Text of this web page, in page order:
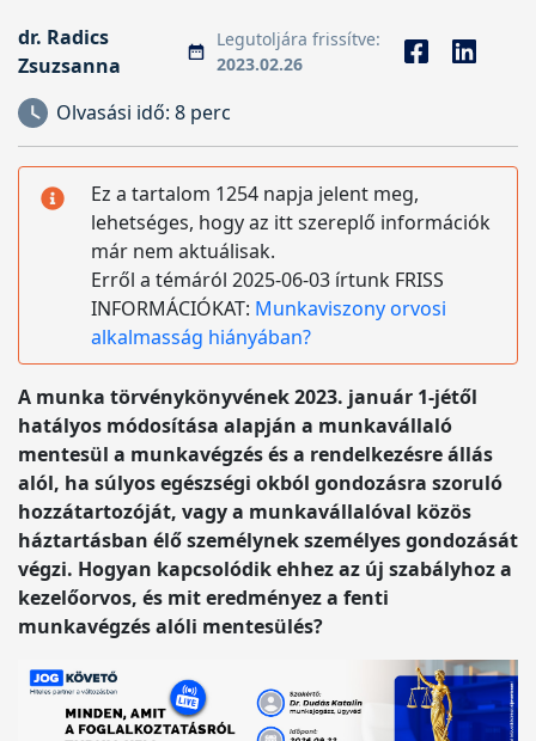
dr. Radics
Zsuzsanna
Legutoljára frissítve:
2023.02.26
Olvasási idő: 8 perc
Ez a tartalom 1254 napja jelent meg,
lehetséges, hogy az itt szereplő információk
már nem aktuálisak.
Erről a témáról 2025-06-03 írtunk FRISS
INFORMÁCIÓKAT: Munkaviszony orvosi
alkalmasság hiányában?
A munka törvénykönyvének 2023. január 1-jétől
hatályos módosítása alapján a munkavállaló
mentesül a munkavégzés és a rendelkezésre állás
alól, ha súlyos egészségi okból gondozásra szoruló
hozzátartozóját, vagy a munkavállalóval közös
háztartásban élő személynek személyes gondozását
végzi. Hogyan kapcsolódik ehhez az új szabályhoz a
kezelőorvos, és mit eredményez a fenti
munkavégzés alóli mentesülés?